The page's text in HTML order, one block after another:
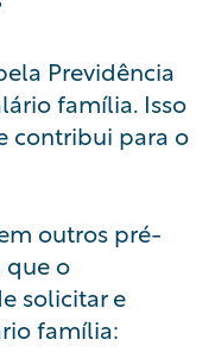
Previdência
família. Isso
contribui para o
outros pré-
que o
solicitar e
família: